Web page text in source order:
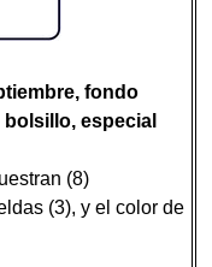
fondo
especial
(8)
(3), y el color de